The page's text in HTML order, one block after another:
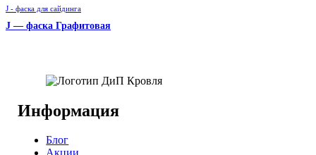
J - фаска для сайдинга
J — фаска Графитовая
Информация
Блог